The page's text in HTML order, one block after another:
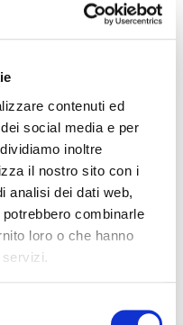
contenuti ed
social media e per
inoltre
il nostro sito con i
analisi dei dati web,
combinarle
loro o che hanno